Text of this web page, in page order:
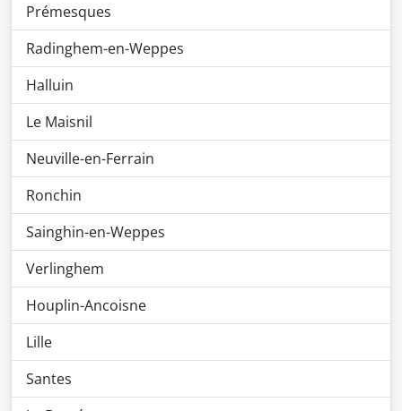
Prémesques
Radinghem-en-Weppes
Halluin
Le Maisnil
Neuville-en-Ferrain
Ronchin
Sainghin-en-Weppes
Verlinghem
Houplin-Ancoisne
Lille
Santes